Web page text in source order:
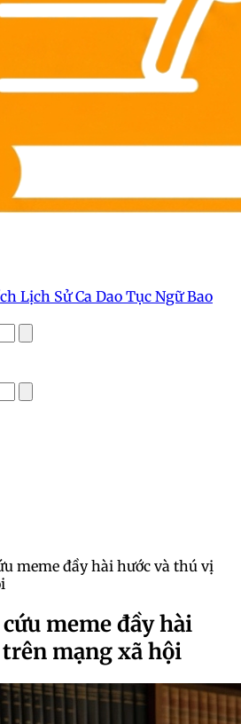
Lịch SửCa Dao Tục NgữBao
meme đầy hài hước và thú vị
meme đầy hài
mạng xã hội